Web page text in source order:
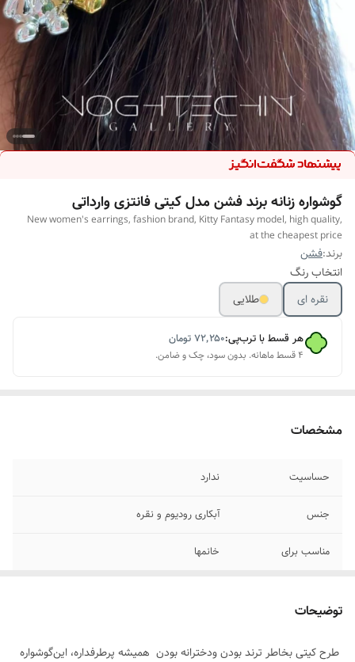
گوشواره زنانه برند فشن مدل کیتی فانتزی وارداتی
New women's earrings, fashion brand, Kitty Fantasy model, high quality,
at the cheapest price
برند:فشن
انتخاب رنگ
نقره ای
طلایی
هر قسط با ترب‌پی:۷۲٬۲۵۰تومان
۴ قسط ماهانه. بدون سود، چک و ضامن.
مشخصات
حساسیت ندارد
جنس آبکاری رودیوم و نقره
مناسب برای خانمها
توضیحات
طرح کیتی بخاطر ترند بودن ودخترانه بودن همیشه پرطرفداره، این‌گوشواره